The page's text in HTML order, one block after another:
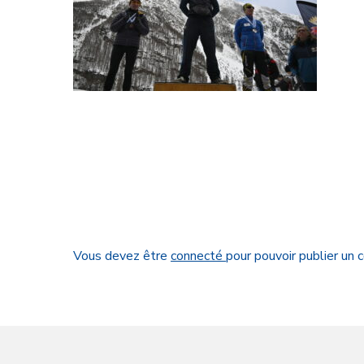
Vous devez être connecté pour pouvoir publier un